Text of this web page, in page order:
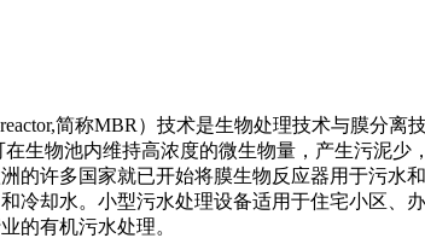
简称MBR）技术是生物处理技术与膜分离
生物池内维持高浓度的微生物量，产生污泥
的许多国家就已开始将膜生物反应器用于污
冷却水。小型污水处理设备适用于住宅小区
的有机污水处理。